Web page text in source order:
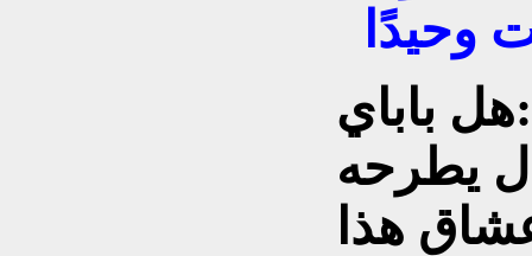
وحيدًا
هل باباي
يطرحه
هذا